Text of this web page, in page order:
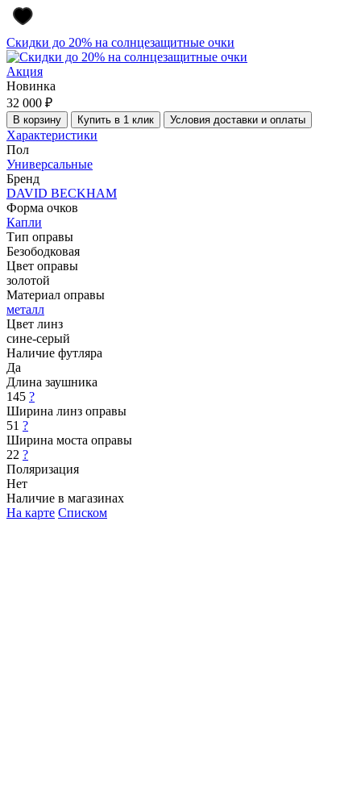
Скидки до 20% на солнцезащитные очки
Акция
Новинка
32 000 ₽
В корзину Купить в 1 клик Условия доставки и оплаты
Характеристики
Пол
Универсальные
Бренд
DAVID BECKHAM
Форма очков
Капли
Тип оправы
Безободковая
Цвет оправы
золотой
Материал оправы
металл
Цвет линз
сине-серый
Наличие футляра
Да
Длина заушника
145 ?
Ширина линз оправы
51 ?
Ширина моста оправы
22 ?
Поляризация
Нет
Наличие в магазинах
На карте Списком